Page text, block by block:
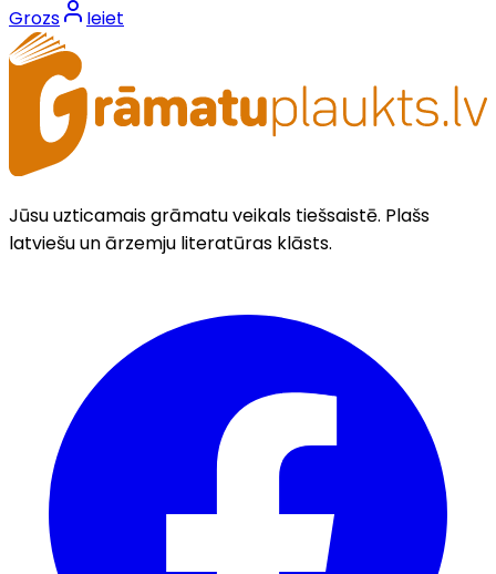
Grozs Ieiet
Jūsu uzticamais grāmatu veikals tiešsaistē. Plašs
latviešu un ārzemju literatūras klāsts.